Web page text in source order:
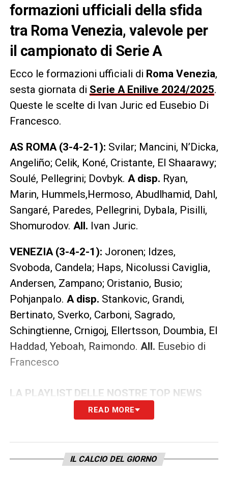
formazioni ufficiali della sfida
tra Roma Venezia, valevole per
il campionato di Serie A
Ecco le formazioni ufficiali di Roma Venezia,
sesta giornata di Serie A Enilive 2024/2025.
Queste le scelte di Ivan Juric ed Eusebio Di
Francesco.
AS ROMA (3-4-2-1): Svilar; Mancini, N’Dicka,
Angeliño; Celik, Koné, Cristante, El Shaarawy;
Soulé, Pellegrini; Dovbyk. A disp. Ryan,
Marin, Hummels,Hermoso, Abudlhamid, Dahl,
Sangaré, Paredes, Pellegrini, Dybala, Pisilli,
Shomurodov. All. Ivan Juric.
VENEZIA (3-4-2-1): Joronen; Idzes,
Svoboda, Candela; Haps, Nicolussi Caviglia,
Andersen, Zampano; Oristanio, Busio;
Pohjanpalo. A disp. Stankovic, Grandi,
Bertinato, Sverko, Carboni, Sagrado,
Schingtienne, Crnigoj, Ellertsson, Doumbia, El
Haddad, Yeboah, Raimondo. All. Eusebio di
Francesco
LA PLAYLIST DELLE NOSTRE TOP NEWS
READ MORE
IL CALCIO DEL GIORNO